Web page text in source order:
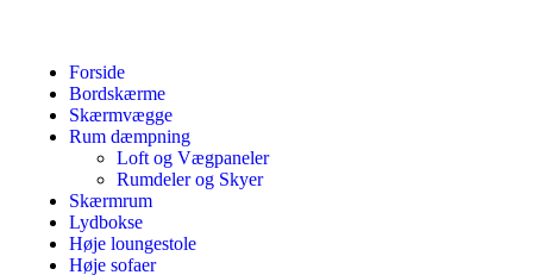
Forside
Bordskærme
Skærmvægge
Rum dæmpning
Loft og Vægpaneler
Rumdeler og Skyer
Skærmrum
Lydbokse
Høje loungestole
Høje sofaer